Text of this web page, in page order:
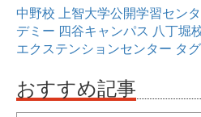
中野校 上智大学公開学習セン
デミー 四谷キャンパス 八丁堀
エクステンションセンター タ
おすすめ記事